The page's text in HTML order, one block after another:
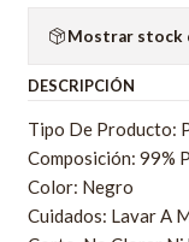
Mostrar stock
DESCRIPCIÓN
Tipo De Producto:
Composición: 99%
Color: Negro
Cuidados: Lavar A